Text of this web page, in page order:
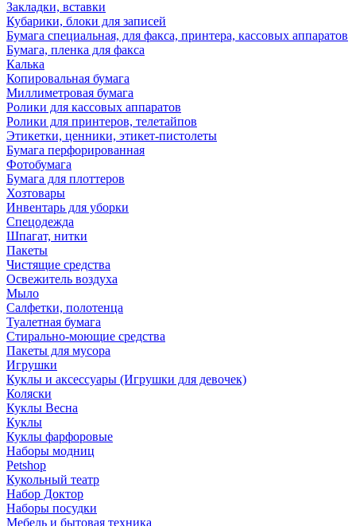
Закладки, вставки
Кубарики, блоки для записей
Бумага специальная, для факса, принтера, кассовых аппаратов
Бумага, пленка для факса
Калька
Копировальная бумага
Миллиметровая бумага
Ролики для кассовых аппаратов
Ролики для принтеров, телетайпов
Этикетки, ценники, этикет-пистолеты
Бумага перфорированная
Фотобумага
Бумага для плоттеров
Хозтовары
Инвентарь для уборки
Спецодежда
Шпагат, нитки
Пакеты
Чистящие средства
Освежитель воздуха
Мыло
Салфетки, полотенца
Туалетная бумага
Стирально-моющие средства
Пакеты для мусора
Игрушки
Куклы и аксессуары (Игрушки для девочек)
Коляски
Куклы Весна
Куклы
Куклы фарфоровые
Наборы модниц
Petshop
Кукольный театр
Набор Доктор
Наборы посудки
Мебель и бытовая техника